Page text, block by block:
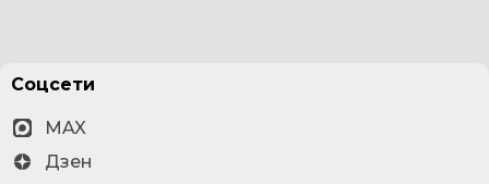
Соцсети
MAX
Дзен